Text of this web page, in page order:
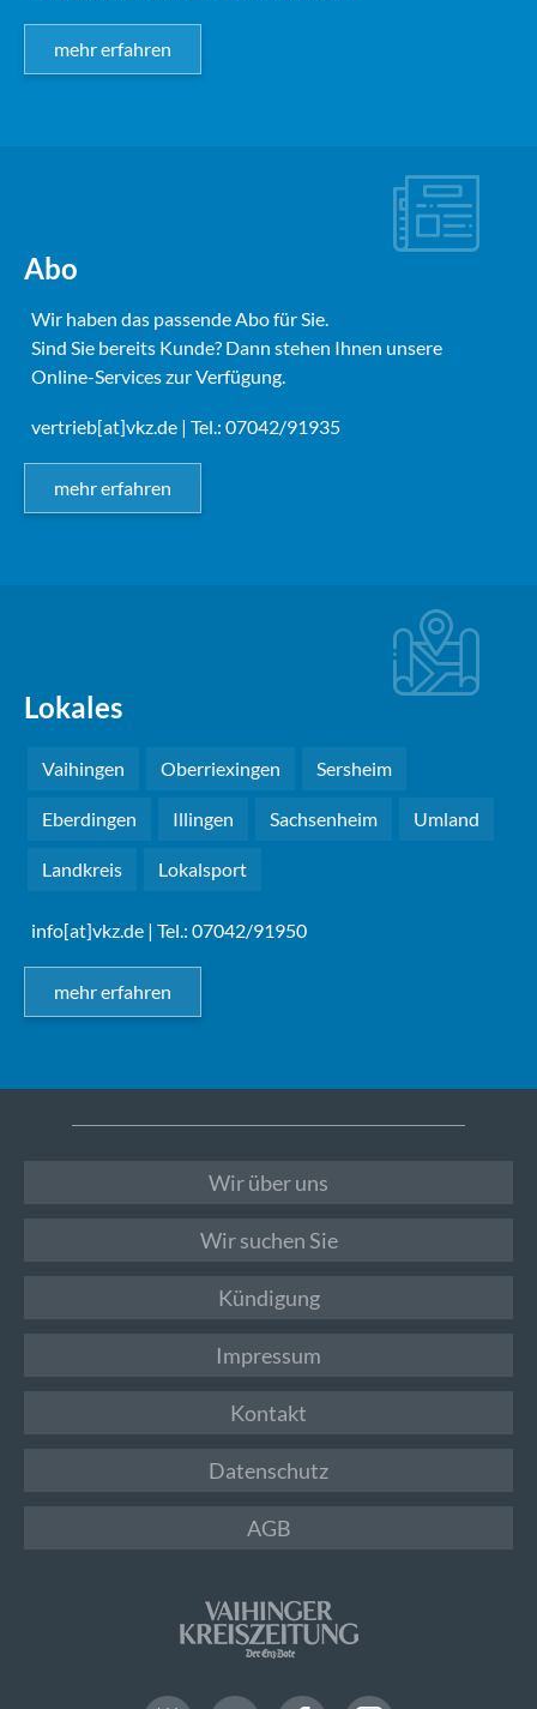
mehr erfahren
Abo
Wir haben das passende Abo für Sie.
Sind Sie bereits Kunde? Dann stehen Ihnen unsere
Online-Services zur Verfügung.
vertrieb[at]vkz.de | Tel.: 07042/91935
mehr erfahren
Lokales
Vaihingen Oberriexingen Sersheim
Eberdingen Illingen Sachsenheim Umland
Landkreis Lokalsport
info[at]vkz.de | Tel.: 07042/91950
mehr erfahren
Wir über uns
Wir suchen Sie
Kündigung
Impressum
Kontakt
Datenschutz
AGB